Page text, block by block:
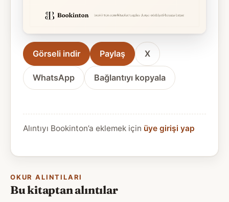
Görseli indir Paylaş X
WhatsApp Bağlantıyı kopyala
Alıntıyı Bookinton’a eklemek için üye girişi yap
OKUR ALINTILARI
Bu kitaptan alıntılar